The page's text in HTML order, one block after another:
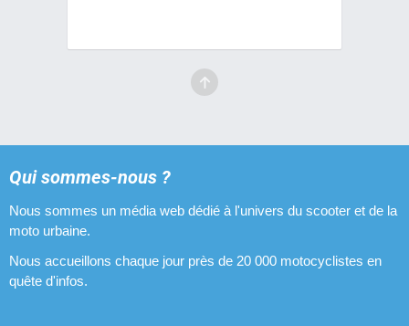
Qui sommes-nous ?
Nous sommes un média web dédié à l'univers du scooter et de la
moto urbaine.
Nous accueillons chaque jour près de 20 000 motocyclistes en
quête d'infos.